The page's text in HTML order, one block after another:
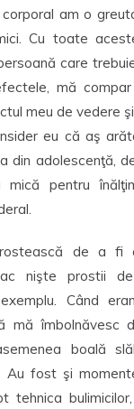
am o
Cu toate
care
mă
meu de vedere
eu că aş
din adolescenţă,
mică pentru
de a fi
nişte prostii
Când
mă îmbolnăvesc
boală
Au fost şi
tehnica